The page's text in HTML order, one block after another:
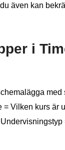
även kan
i
Vilken kurs är